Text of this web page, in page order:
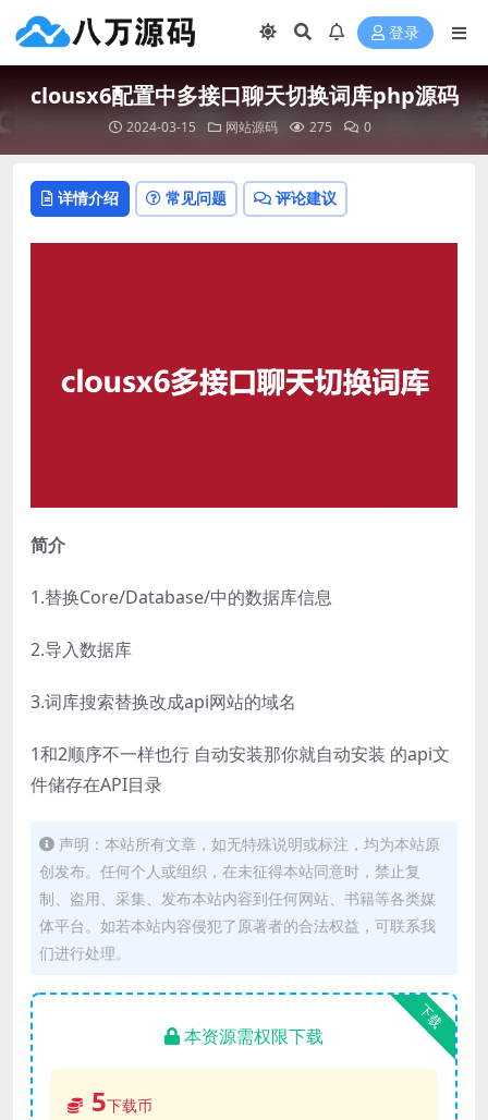
登录
clousx6配置中多接口聊天切换词库php源码
2024-03-15 网站源码 275 0
详情介绍 常见问题 评论建议
简介
1.替换Core/Database/中的数据库信息
2.导入数据库
3.词库搜索替换改成api网站的域名
1和2顺序不一样也行 自动安装那你就自动安装 的api文
件储存在API目录
声明：本站所有文章，如无特殊说明或标注，均为本站原
创发布。任何个人或组织，在未征得本站同意时，禁止复
制、盗用、采集、发布本站内容到任何网站、书籍等各类媒
体平台。如若本站内容侵犯了原著者的合法权益，可联系我
们进行处理。
下载
本资源需权限下载
5下载币